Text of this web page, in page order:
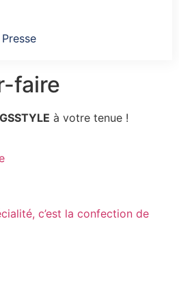
faire
à votre tenue !
c’est la confection de